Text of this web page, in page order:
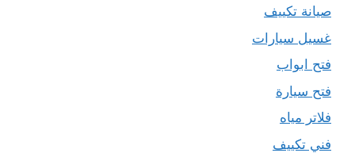
صيانة تكييف
غسيل سيارات
فتح ابواب
فتح سيارة
فلاتر مياه
فني تكييف